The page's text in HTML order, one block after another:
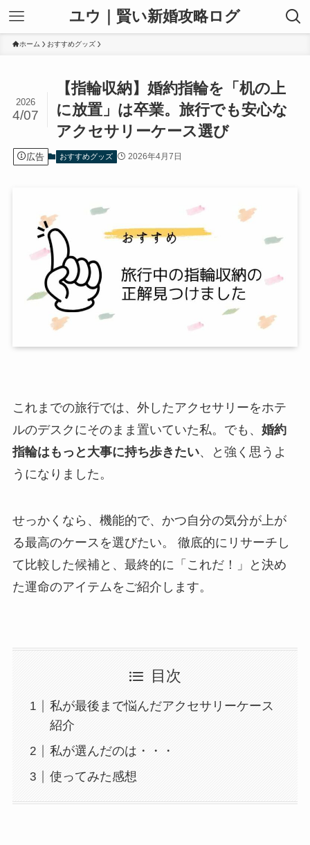
ユウ｜賢い新婚攻略ログ
ホーム おすすめグッズ
【指輪収納】婚約指輪を「机の上
に放置」は卒業。旅行でも安心な
アクセサリーケース選び
2026
4/07
広告 おすすめグッズ 2026年4月7日
これまでの旅行では、外したアクセサリーをホテ
ルのデスクにそのまま置いていた私。でも、 婚約
指輪はもっと大事に持ち歩きたい、と強く思うよ
うになりました。
せっかくなら、機能的で、かつ自分の気分が上が
る最高のケースを選びたい。 徹底的にリサーチし
て比較した候補と、最終的に「これだ！」と決め
た運命のアイテムをご紹介します。
目次
私が最後まで悩んだアクセサリーケース
紹介
私が選んだのは・・・
使ってみた感想